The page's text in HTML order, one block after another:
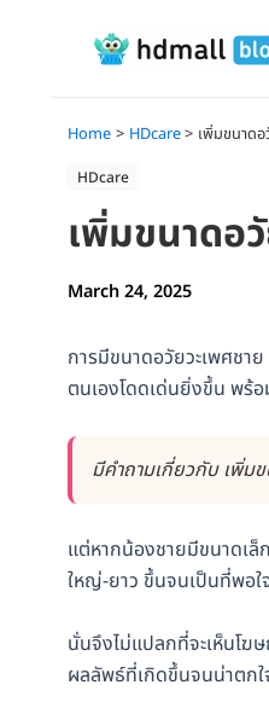
Home HDcare เพิ่มขนาด
HDcare
เพิ่มขนาดอ
March 24, 2025
การมีขนาดอวัยวะเพศชา
ตนเองโดดเด่นยิ่งขึ้น พร้
มีคำถามเกี่ยวกับ เพิ่ม
แต่หากน้องชายมีขนาดเล็
ใหญ่-ยาว ขึ้นจนเป็นที่พอใ
นั่นจึงไม่แปลกที่จะเห็นโฆ
ผลลัพธ์ที่เกิดขึ้นจนน่าตกใ